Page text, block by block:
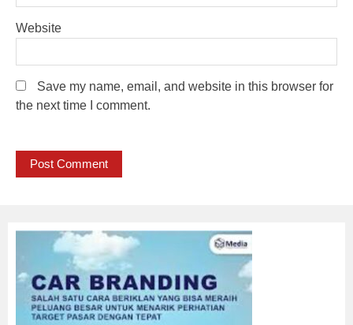
Website
Save my name, email, and website in this browser for
the next time I comment.